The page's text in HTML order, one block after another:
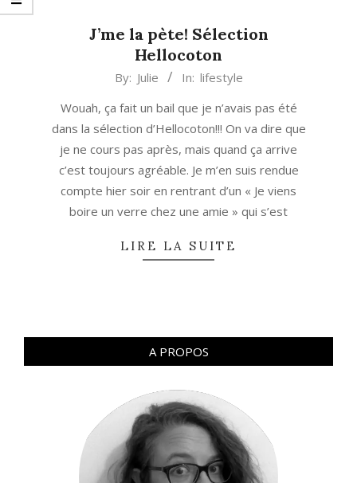
J’me la pète! Sélection
Hellocoton
By: Julie In: lifestyle
Wouah, ça fait un bail que je n’avais pas été
dans la sélection d’Hellocoton!!! On va dire que
je ne cours pas après, mais quand ça arrive
c’est toujours agréable. Je m’en suis rendue
compte hier soir en rentrant d’un « Je viens
boire un verre chez une amie » qui s’est
LIRE LA SUITE
A PROPOS